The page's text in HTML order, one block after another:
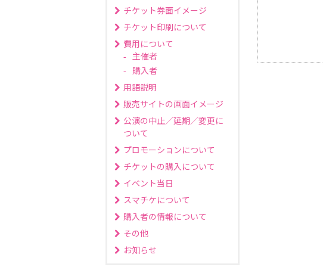
チケット券面イメージ
チケット印刷について
費用について
主催者
購入者
用語説明
販売サイトの画面イメージ
公演の中止／延期／変更に
ついて
プロモーションについて
チケットの購入について
イベント当日
スマチケについて
購入者の情報について
その他
お知らせ